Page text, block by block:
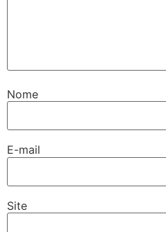
Nome
E-mail
Site